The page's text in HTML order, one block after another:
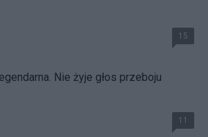
15
Nie żyje głos przeboju
11